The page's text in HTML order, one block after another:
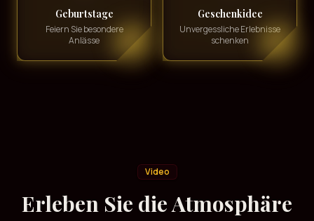
Geburtstage
Feiern Sie besondere
Anlässe
Geschenkidee
Unvergessliche Erlebnisse
schenken
Video
Erleben Sie die Atmosphäre